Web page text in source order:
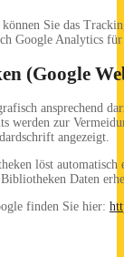
Sie das
Google Analytics
(Google
ansprechend
werden zur
angezeigt.
löst
Daten
finden Sie hier: